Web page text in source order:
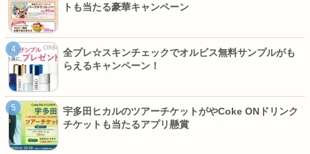
トも当たる豪華キャンペーン
全プレ☆スキンチェックでオルビス無料サンプルがも
らえるキャンペーン！
宇多田ヒカルのツアーチケットがやCoke ONドリンク
チケットも当たるアプリ懸賞